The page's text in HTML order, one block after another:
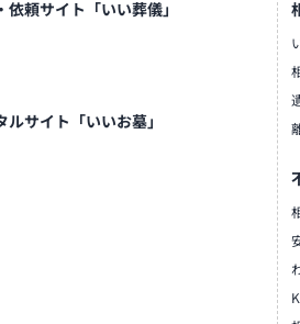
頼サイト「いい葬儀」
サイト「いいお墓」